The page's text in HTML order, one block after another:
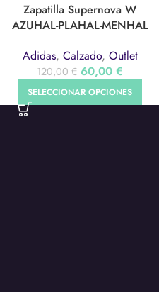
Zapatilla Supernova W
AZUHAL-PLAHAL-MENHAL
Adidas, Calzado, Outlet
120,00€ 60,00 €
SELECCIONAR OPCIONES